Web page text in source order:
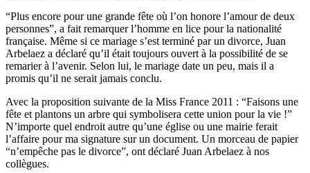
“Plus encore pour une grande fête où l’on honore l’amour de deux
personnes”, a fait remarquer l’homme en lice pour la nationalité
française. Même si ce mariage s’est terminé par un divorce, Juan
Arbelaez a déclaré qu’il était toujours ouvert à la possibilité de se
remarier à l’avenir. Selon lui, le mariage date un peu, mais il a
promis qu’il ne serait jamais conclu.
Avec la proposition suivante de la Miss France 2011 : “Faisons une
fête et plantons un arbre qui symbolisera cette union pour la vie !”
N’importe quel endroit autre qu’une église ou une mairie ferait
l’affaire pour ma signature sur un document. Un morceau de papier
“n’empêche pas le divorce”, ont déclaré Juan Arbelaez à nos
collègues.